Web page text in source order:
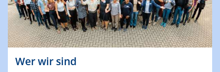
Wer wir sind